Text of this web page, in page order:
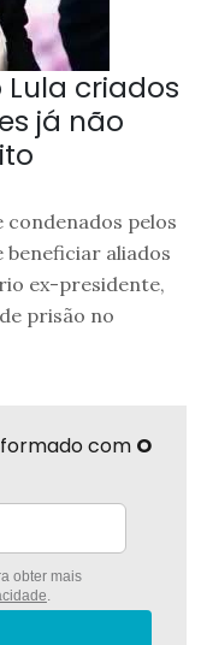
criados
já não
pelos
beneficiar aliados
ex-presidente,
prisão no
com O
obter mais
.